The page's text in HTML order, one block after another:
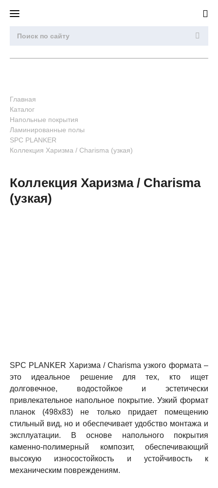
Главная
Каталог
Напольные покрытия
Ламинированные полы
SPC PLANKER
Коллекция Харизма / Charisma (узкая)
Коллекция Харизма / Charisma
(узкая)
SPC PLANKER Харизма / Charisma узкого формата –
это идеальное решение для тех, кто ищет
долговечное, водостойкое и эстетически
привлекательное напольное покрытие. Узкий формат
планок (498x83) не только придает помещению
стильный вид, но и обеспечивает удобство монтажа и
эксплуатации. В основе напольного покрытия
каменно-полимерный композит, обеспечивающий
высокую износостойкость и устойчивость к
механическим повреждениям.